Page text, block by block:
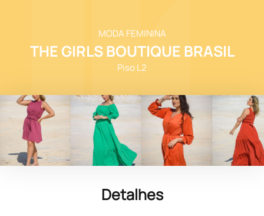
MODA FEMININA
THE GIRLS BOUTIQUE BRASIL
Piso L2
Detalhes